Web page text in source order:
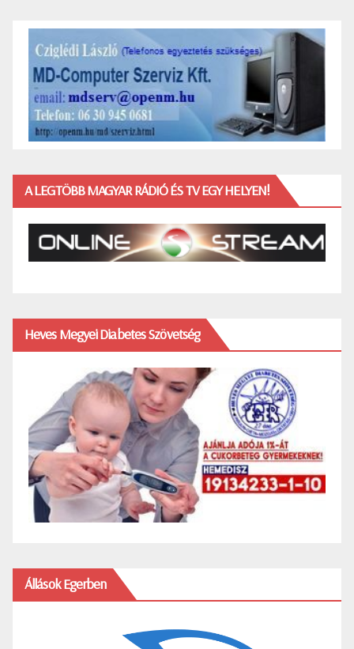
A LEGTÖBB MAGYAR RÁDIÓ ÉS TV EGY HELYEN!
Heves Megyei Diabetes Szövetség
Állások Egerben